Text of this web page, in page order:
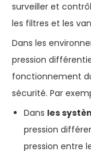
surveiller et
les filtres et les
Dans les
pression
fonctionnement
sécurité. Par
Dans les
pression
pression entre